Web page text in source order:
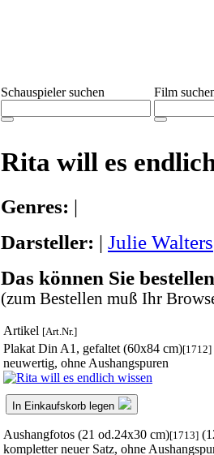
Schauspieler suchen Film
Rita will es
Genres: |
Darsteller: | Julie Walters
Das können Sie
(zum Bestellen muß Ihr
Artikel [Art.Nr.]
Plakat Din A1, gefaltet (60x84 cm)[1712]
neuwertig, ohne Aushangspuren
In Einkaufskorb legen
Aushangfotos (21 od.24x30 cm)[1713]
kompletter neuer Satz, ohne